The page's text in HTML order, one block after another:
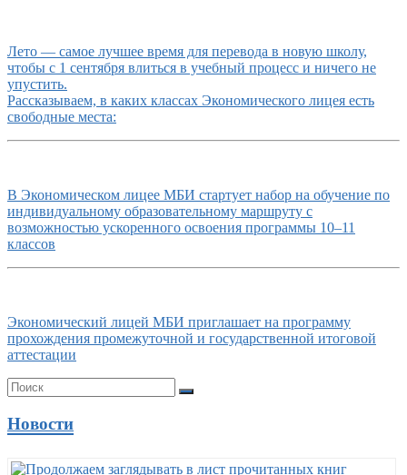
Лето — самое лучшее время для перевода в новую школу,
чтобы с 1 сентября влиться в учебный процесс и ничего не
упустить.
Рассказываем, в каких классах Экономического лицея есть
свободные места:
В Экономическом лицее МБИ стартует набор на обучение по
индивидуальному образовательному маршруту с
возможностью ускоренного освоения программы 10–11
классов
Экономический лицей МБИ приглашает на программу
прохождения промежуточной и государственной итоговой
аттестации
Новости